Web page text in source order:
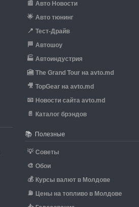
📰 Авто Новости
🌟 Авто тюнинг
📍 Тест-Драйв
🏁 Автошоу
🏭 Автоиндустрия
🎦 The Grand Tour на avto.md
🎥 TopGear на avto.md
📧 Новости сайта avto.md
📄
Каталог брэндов
📚 Полезные
💡 Советы
🎨 Обои
💰 Курсы валют в Молдове
⛽ Цены на топливо в Молдове